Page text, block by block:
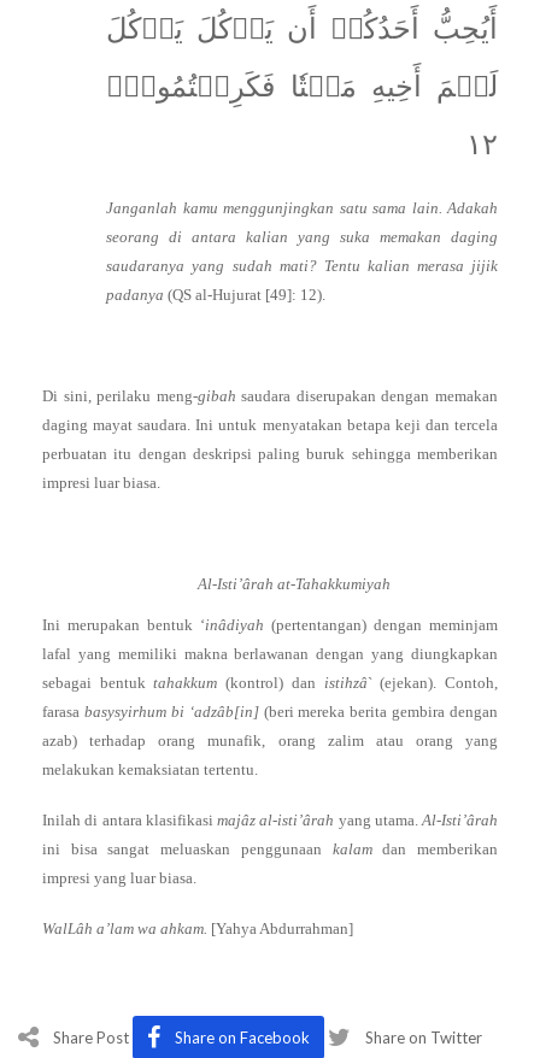
أَيُحِبُّ أَحَدُكُمۡ أَن يَأۡكُلَ يَأۡكُلَ
لَحۡمَ أَخِيهِ مَيۡتٗا فَكَرِهۡتُمُوهُۚ
١٢
Janganlah kamu menggunjingkan satu sama lain. Adakah
seorang di antara kalian yang suka memakan daging
saudaranya yang sudah mati? Tentu kalian merasa jijik
padanya(QS al-Hujurat [49]: 12).
Di sini, perilaku meng-gibah saudara diserupakan dengan memakan
daging mayat saudara. Ini untuk menyatakan betapa keji dan tercela
perbuatan itu dengan deskripsi paling buruk sehingga memberikan
impresi luar biasa.
Al-Isti’ârah at-Tahakkumiyah
Ini merupakan bentuk ‘inâdiyah (pertentangan) dengan meminjam
lafal yang memiliki makna berlawanan dengan yang diungkapkan
sebagai bentuktahakkum (kontrol) dan istihzâ` (ejekan). Contoh,
farasa basysyirhum bi ‘adzâb[in] (beri mereka berita gembira dengan
azab) terhadap orang munafik, orang zalim atau orang yang
melakukan kemaksiatan tertentu.
Inilah di antara klasifikasi majâz al-isti’ârah yang utama. Al-Isti’ârah
ini bisa sangat meluaskan penggunaan kalamdan memberikan
impresi yang luar biasa.
WalLâh a’lam wa ahkam. [Yahya Abdurrahman]
Share Post Share on Facebook Share on Twitter